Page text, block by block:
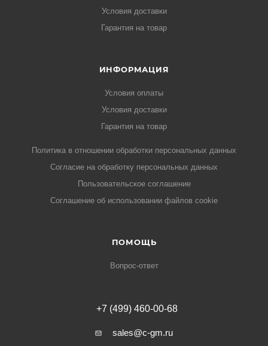
Условия доставки
Гарантия на товар
ИНФОРМАЦИЯ
Условия оплаты
Условия доставки
Гарантия на товар
Политика в отношении обработки персональных данных
Cогласие на обработку персональных данных
Пользовательское соглашение
Cоглашение об использовании файлов cookie
ПОМОЩЬ
Вопрос-ответ
+7 (499) 460-00-68
sales@c-gm.ru